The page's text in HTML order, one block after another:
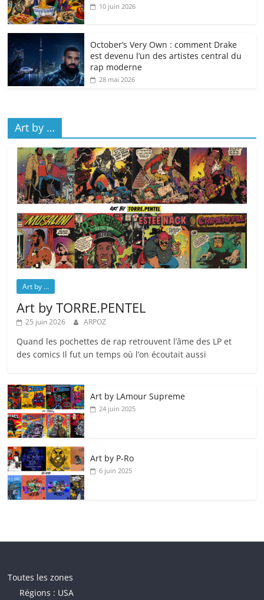
10 juin 2026
October’s Very Own : comment Drake
est devenu l’un des artistes central du
rap moderne
28 mai 2026
Art by …
Art by ...
Art by TORRE.PENTEL
25 juin 2026 ARPOZ
Quand les pochettes de rap retrouvent l’âme des LP et
des comics Il fut un temps où l’on écoutait aussi
Art by LAmour Supreme
24 juin 2025
Art by P‑Ro
6 juin 2025
Toutes les zones
Régions : USA